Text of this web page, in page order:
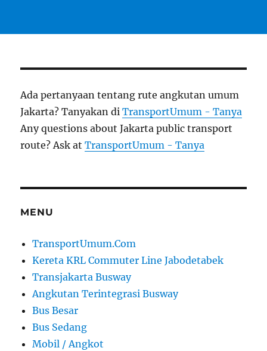
Ada pertanyaan tentang rute angkutan umum
Jakarta? Tanyakan diTransportUmum - Tanya
Any questions about Jakarta public transport
route? Ask atTransportUmum - Tanya
MENU
TransportUmum.Com
Kereta KRL Commuter Line Jabodetabek
Transjakarta Busway
Angkutan Terintegrasi Busway
Bus Besar
Bus Sedang
Mobil / Angkot